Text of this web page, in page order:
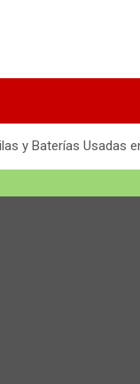
y Baterías Usadas